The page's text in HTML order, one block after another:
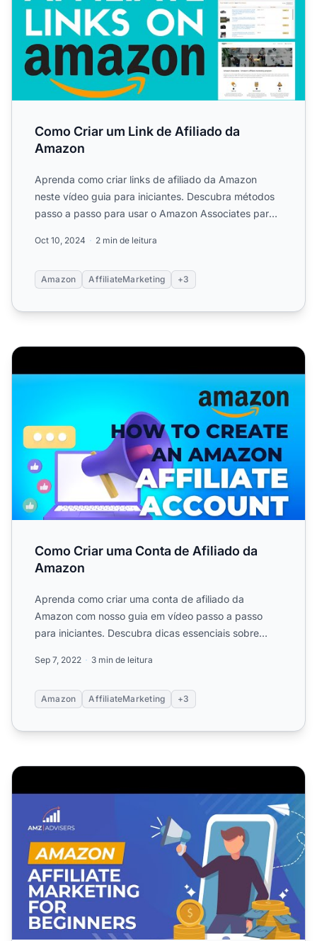
Como Criar um Link de Afiliado da
Amazon
Aprenda como criar links de afiliado da Amazon
neste vídeo guia para iniciantes. Descubra métodos
passo a passo para usar o Amazon Associates para
Oct 10, 2024 2 min de leitura
Amazon AffiliateMarketing +3
Como Criar uma Conta de Afiliado da Amazon
Como Criar uma Conta de Afiliado da
Amazon
Aprenda como criar uma conta de afiliado da
Amazon com nosso guia em vídeo passo a passo
para iniciantes. Descubra dicas essenciais sobre
Sep 7, 2022 3 min de leitura
Amazon AffiliateMarketing +3
Como Criar uma Estratégia de Marketing de Afiliados da